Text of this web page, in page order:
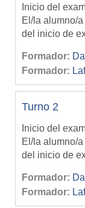
Inicio del
El/la alumno/
del inicio de
El cupo
es de 30
Una vez
Formador:
Formador:
Turno 2
Inicio del
El/la alumno/
del inicio de
El cupo
es de 30
Formador:
Formador: